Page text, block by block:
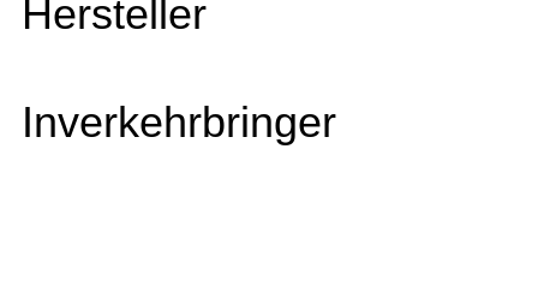
Hersteller
Inverkehrbringer